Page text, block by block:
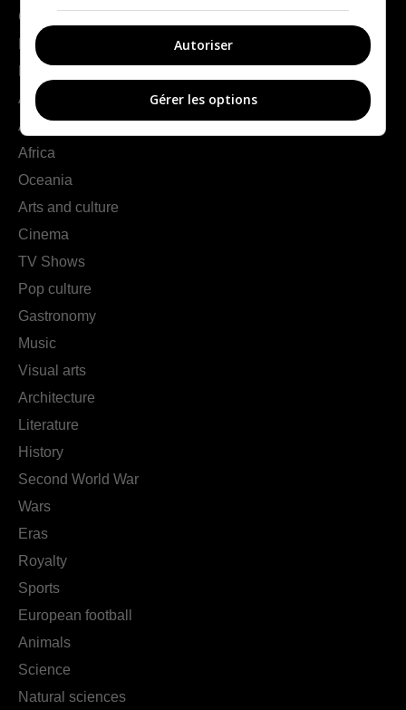
Geography
France
Americas
Asia
Africa
Oceania
Arts and culture
Cinema
TV Shows
Pop culture
Gastronomy
Music
Visual arts
Architecture
Literature
History
Second World War
Wars
Eras
Royalty
Sports
European football
Animals
Science
Natural sciences
Autoriser
Gérer les options